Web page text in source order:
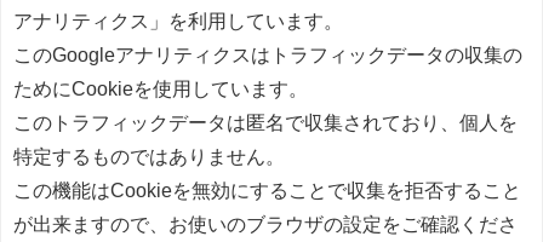
アナリティクス」を利用しています。
このGoogleアナリティクスはトラフィックデータの収集の
ためにCookieを使用しています。
このトラフィックデータは匿名で収集されており、個人を
特定するものではありません。
この機能はCookieを無効にすることで収集を拒否すること
が出来ますので、お使いのブラウザの設定をご確認くださ